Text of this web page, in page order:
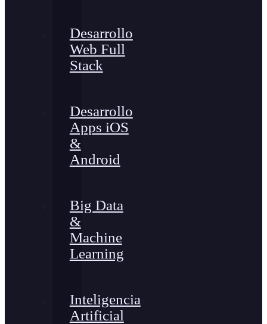
Desarrollo
Web Full
Stack
Desarrollo
Apps iOS
&
Android
Big Data
&
Machine
Learning
Inteligencia
Artificial